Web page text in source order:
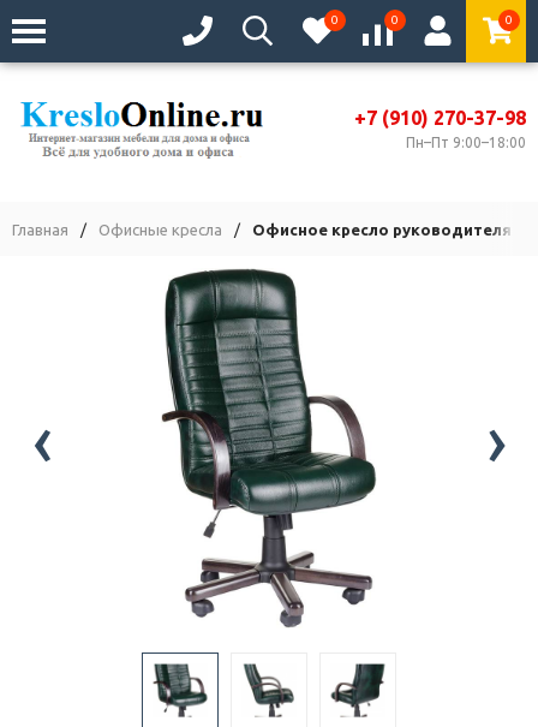
0 0 0
+7 (910) 270-37-98
Пн–Пт 9:00–18:00
Главная / Офисные кресла / Офисное кресло руководителя
‹ ›